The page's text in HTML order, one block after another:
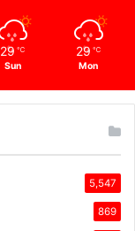
29 ℃
Sun
29 ℃
Mon
5,547
869